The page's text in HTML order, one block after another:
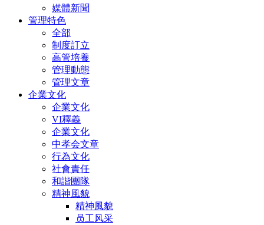
媒體新聞
管理特色
全部
制度訂立
高管培養
管理動態
管理文章
企業文化
企業文化
VI釋義
企業文化
中孝会文章
行為文化
社會責任
和諧團隊
精神風貌
精神風貌
员工风采